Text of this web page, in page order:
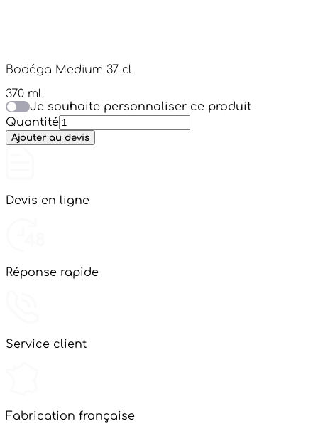
Bodéga Medium 37 cl
370 ml
Je souhaite personnaliser ce produit
Quantité
Ajouter au devis
Devis en ligne
Réponse rapide
Service client
Fabrication française